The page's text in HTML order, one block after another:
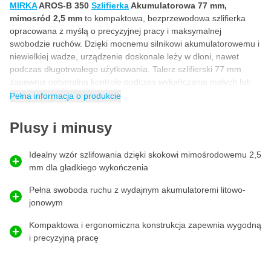
MIRKAAROS-B 350 SzlifierkaAkumulatorowa 77 mm,
mimosród 2,5 mm to kompaktowa, bezprzewodowa szlifierka
opracowana z myślą o precyzyjnej pracy i maksymalnej
swobodzie ruchów. Dzięki mocnemu silnikowi akumulatorowemu i
niewielkiej wadze, urządzenie doskonale leży w dłoni, nawet
podczas długotrwałego użytkowania. Talerz szlifierski 77 mm
zapewnia optymalną kontrolę podczas wykańczania małych lub
trudno dostępnych powierzchni. Dzięki zaufanej jakości MIRKA,
idealne dla profesjonalnego użytkownika, który chce pracować
wydajnie i dokładnie.
Mimośrodowa szlifierka akumulatorowa o skoku
2,5 mm
mimośrodowy skok 2,5 mm , zapewniającyidealną równowagę
międzyusuwaniem materiału
szlifowaniem. Dzięki ruchowi mimośrodowemu zapobiega się
powstawaniu okręgów szlifierskich i powstaje niezwykle gładka
Pełna informacja o produkcie
Plusy i minusy
Idealny wzór szlifowania dzięki skokowi mimośrodowemu 2,5
mm dla gładkiego wykończenia
Pełna swoboda ruchu z wydajnym akumulatoremi litowo-
jonowym
Kompaktowa i ergonomiczna konstrukcja zapewnia wygodną
i precyzyjną pracę